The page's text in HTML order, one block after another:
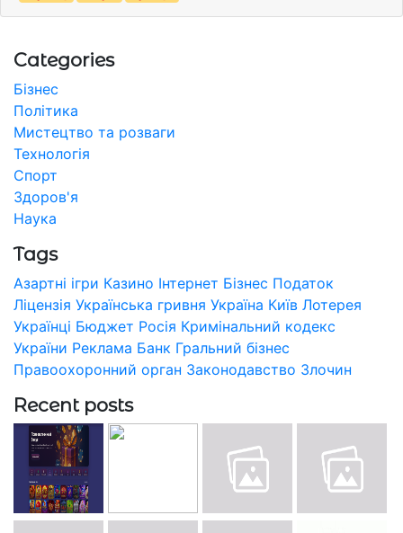
Categories
Бізнес
Політика
Мистецтво та розваги
Технологія
Спорт
Здоров'я
Наука
Tags
Азартні ігри Казино Інтернет Бізнес Податок
Ліцензія Українська гривня Україна Київ Лотерея
Українці Бюджет Росія Кримінальний кодекс
України Реклама Банк Гральний бізнес
Правоохоронний орган Законодавство Злочин
Recent posts